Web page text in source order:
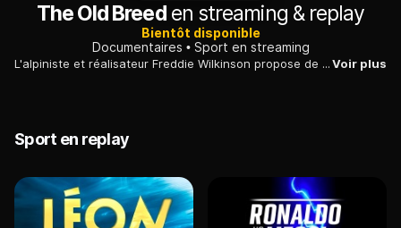
The Old Breeden streaming & replay
Bientôt disponible
Documentaires
Sport en streaming
L'alpiniste et réalisateur Freddie Wilkinson propose de découvrir sa discipline et ses performances, en compagnie de Mark Richey, qui partage sa passion.Voir plus
Sport en replay